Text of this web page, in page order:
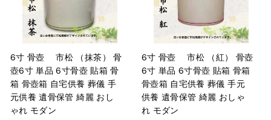
6寸 骨壺 市松 （抹茶） 骨
壺6寸 単品 6寸骨壺 貼箱 骨
箱 骨壺箱 自宅供養 葬儀 手
元供養 遺骨保管 綺麗 おし
ゃれ モダン
6寸 骨壺 市松 （紅） 骨壺
6寸 単品 6寸骨壺 貼箱 骨箱
骨壺箱 自宅供養 葬儀 手元
供養 遺骨保管 綺麗 おしゃ
れ モダン